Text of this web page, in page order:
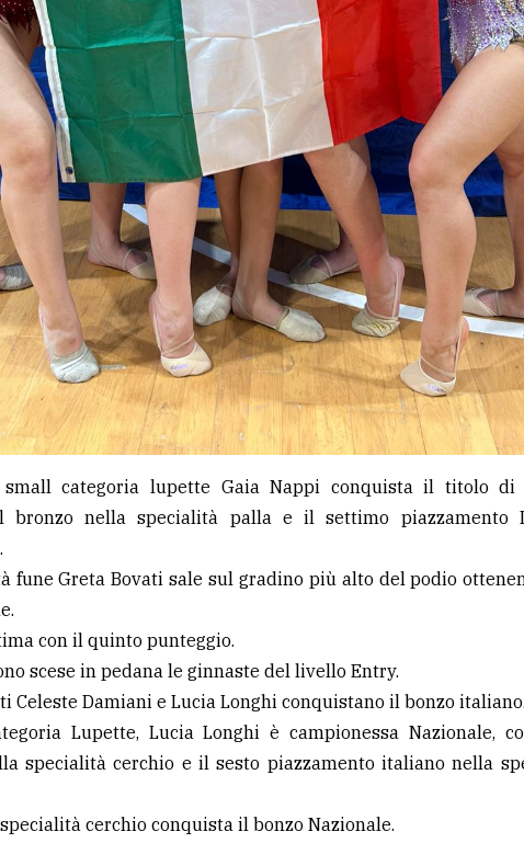
categoria lupette Gaia Nappi conquista il titolo di
bronzo nella specialità palla e il settimo piazzamento
fune Greta Bovati sale sul gradino più alto del podio
con il quinto punteggio.
scese in pedana le ginnaste del livello Entry.
Celeste Damiani e Lucia Longhi conquistano il bonzo italiano.
Lupette, Lucia Longhi è campionessa Nazionale,
specialità cerchio e il sesto piazzamento italiano nella
cerchio conquista il bonzo Nazionale.